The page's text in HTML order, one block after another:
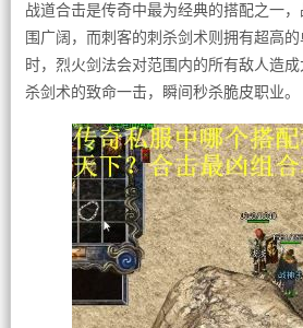
战道合击是传奇中最为经典的搭配之一
围广阔，而刺客的刺杀剑术则拥有超高
时，烈火剑法会对范围内的所有敌人造
杀剑术的致命一击，瞬间秒杀脆皮职业。